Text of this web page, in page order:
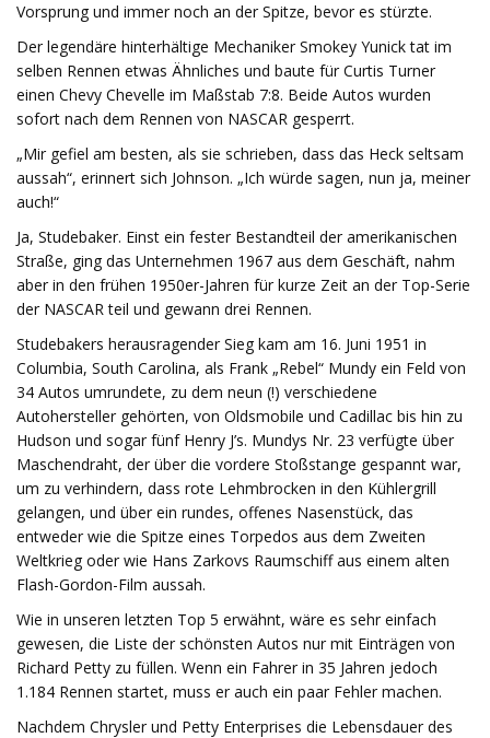
Vorsprung und immer noch an der Spitze, bevor es stürzte.
Der legendäre hinterhältige Mechaniker Smokey Yunick tat im
selben Rennen etwas Ähnliches und baute für Curtis Turner
einen Chevy Chevelle im Maßstab 7:8. Beide Autos wurden
sofort nach dem Rennen von NASCAR gesperrt.
„Mir gefiel am besten, als sie schrieben, dass das Heck seltsam
aussah“, erinnert sich Johnson. „Ich würde sagen, nun ja, meiner
auch!“
Ja, Studebaker. Einst ein fester Bestandteil der amerikanischen
Straße, ging das Unternehmen 1967 aus dem Geschäft, nahm
aber in den frühen 1950er-Jahren für kurze Zeit an der Top-Serie
der NASCAR teil und gewann drei Rennen.
Studebakers herausragender Sieg kam am 16. Juni 1951 in
Columbia, South Carolina, als Frank „Rebel“ Mundy ein Feld von
34 Autos umrundete, zu dem neun (!) verschiedene
Autohersteller gehörten, von Oldsmobile und Cadillac bis hin zu
Hudson und sogar fünf Henry J’s. Mundys Nr. 23 verfügte über
Maschendraht, der über die vordere Stoßstange gespannt war,
um zu verhindern, dass rote Lehmbrocken in den Kühlergrill
gelangen, und über ein rundes, offenes Nasenstück, das
entweder wie die Spitze eines Torpedos aus dem Zweiten
Weltkrieg oder wie Hans Zarkovs Raumschiff aus einem alten
Flash-Gordon-Film aussah.
Wie in unseren letzten Top 5 erwähnt, wäre es sehr einfach
gewesen, die Liste der schönsten Autos nur mit Einträgen von
Richard Petty zu füllen. Wenn ein Fahrer in 35 Jahren jedoch
1.184 Rennen startet, muss er auch ein paar Fehler machen.
Nachdem Chrysler und Petty Enterprises die Lebensdauer des